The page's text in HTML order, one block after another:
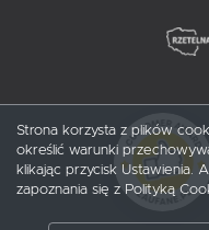
Strona korzysta z plików
określić warunki
klikając przycisk Ustawienia.
zapoznania się z Polityką